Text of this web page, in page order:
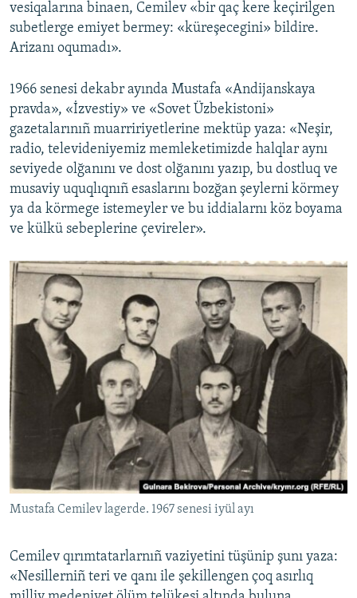
vesiqalarına binaen, Cemilev «bir qaç kere keçirilgen
subetlerge emiyet bermey: «küreşecegini» bildire.
Arizanı oqumadı».
1966 senesi dekabr ayında Mustafa «Andijanskaya
pravda», «İzvestiy» ve «Sovet Üzbekistoni»
gazetalarınıñ muarririyetlerine mektüp yaza: «Neşir,
radio, televideniyemiz memleketimizde halqlar aynı
seviyede olğanını ve dost olğanını yazıp, bu dostluq ve
musaviy uquqlıqnıñ esaslarını bozğan şeylerni körmey
ya da körmege istemeyler ve bu iddialarnı köz boyama
ve külkü sebeplerine çevireler».
Mustafa Cemilev lagerde. 1967 senesi iyül ayı
Cemilev qırımtatarlarnıñ vaziyetini tüşünip şunı yaza:
«Nesillerniñ teri ve qanı ile şekillengen çoq asırlıq